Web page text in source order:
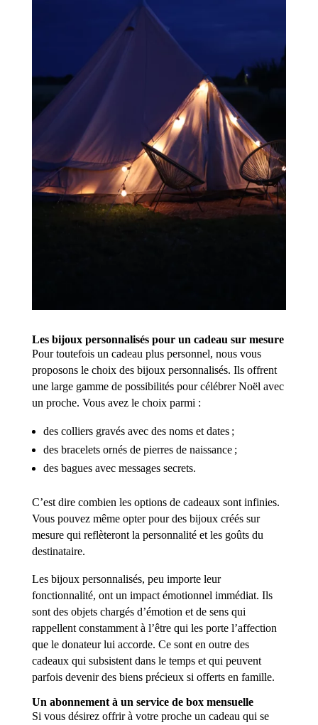
Les bijoux personnalisés pour un cadeau sur mesure
Pour toutefois un cadeau plus personnel, nous vous
proposons le choix des bijoux personnalisés. Ils offrent
une large gamme de possibilités pour célébrer Noël avec
un proche. Vous avez le choix parmi :
des colliers gravés avec des noms et dates ;
des bracelets ornés de pierres de naissance ;
des bagues avec messages secrets.
C’est dire combien les options de cadeaux sont infinies.
Vous pouvez même opter pour des bijoux créés sur
mesure qui reflèteront la personnalité et les goûts du
destinataire.
Les bijoux personnalisés, peu importe leur
fonctionnalité, ont un impact émotionnel immédiat. Ils
sont des objets chargés d’émotion et de sens qui
rappellent constamment à l’être qui les porte l’affection
que le donateur lui accorde. Ce sont en outre des
cadeaux qui subsistent dans le temps et qui peuvent
parfois devenir des biens précieux si offerts en famille.
Un abonnement à un service de box mensuelle
Si vous désirez offrir à votre proche un cadeau qui se